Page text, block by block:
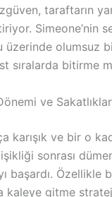
taraftarın
Simeone’nin
olumsuz
sıralarda bitirme
ve Sakatlıklar
ve bir o
sonrası
başardı. Özellikle
gitme